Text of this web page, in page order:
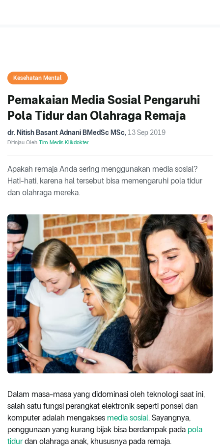
Kesehatan Mental
Pemakaian Media Sosial Pengaruhi
Pola Tidur dan Olahraga Remaja
dr. Nitish Basant Adnani BMedSc MSc, 13 Sep 2019
Ditinjau Oleh Tim Medis Klikdokter
Apakah remaja Anda sering menggunakan media sosial?
Hati-hati, karena hal tersebut bisa memengaruhi pola tidur
dan olahraga mereka.
Dalam masa-masa yang didominasi oleh teknologi saat ini,
salah satu fungsi perangkat elektronik seperti ponsel dan
komputer adalah mengakses media sosial. Sayangnya,
penggunaan yang kurang bijak bisa berdampak pada pola
tidur dan olahraga anak, khususnya pada remaja.